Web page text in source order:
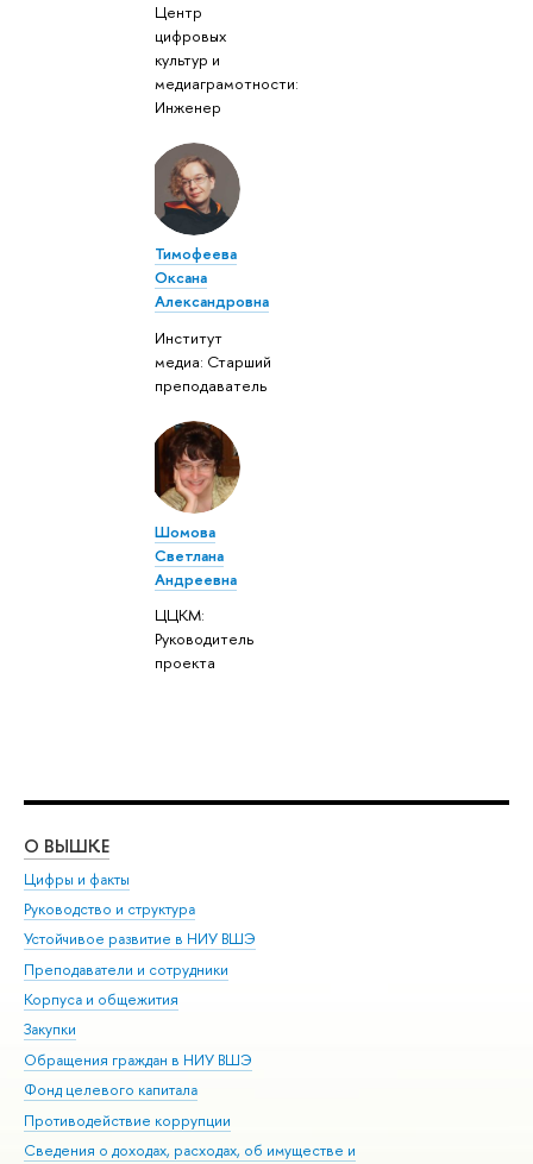
Центр
цифровых
культур и
медиаграмотности:
Инженер
Тимофеева
Оксана
Александровна
Институт
медиа: Старший
преподаватель
Шомова
Светлана
Андреевна
ЦЦКМ:
Руководитель
проекта
О ВЫШКЕ
Цифры и факты
Руководство и структура
Устойчивое развитие в НИУ ВШЭ
Преподаватели и сотрудники
Корпуса и общежития
Закупки
Обращения граждан в НИУ ВШЭ
Фонд целевого капитала
Противодействие коррупции
Сведения о доходах, расходах, об имуществе и